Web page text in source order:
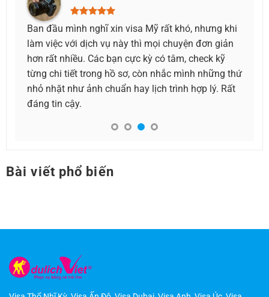
khi
thứ
Mình vô tình biết qua dịch vụ làm visa du lịch Mỹ
tại đây, ban đầu mình cũng lo lắng, cũng check
xem thông tin uy tín không. Sau khi tìm hiểu thì
mình bắt đầu tin tưởng và quyết định sẽ nhờ bên
dịch vụ này làm visa du lịch Mỹ cho mình. Thật
đúng như mong đợi, mọi thứ rất suôn sẻ và mình